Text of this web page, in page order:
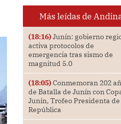
Más leídas de
(18:16)Junín: gobierno
activa protocolos de
emergencia tras sismo de
magnitud 5.0
(18:05)Conmemoran 202
de Batalla de Junín con
Junín, Trofeo Presidenta de
República